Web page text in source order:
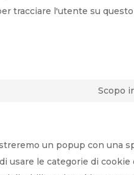
tracciare l'utente su
Scopo
un popup con una
usare le categorie di